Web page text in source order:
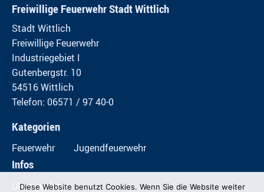
Freiwillige Feuerwehr Stadt Wittlich
Stadt Wittlich
Freiwillige Feuerwehr
Industriegebiet I
Gutenbergstr. 10
54516 Wittlich
Telefon: 06571 / 97 40-0
Kategorien
Feuerwehr Jugendfeuerwehr
Infos
Übungspläne
Diese Website benutzt Cookies. Wenn Sie die Website weiter